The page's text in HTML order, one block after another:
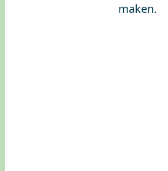
maken.